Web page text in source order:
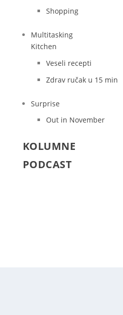
Shopping
Multitasking
Kitchen
Veseli recepti
Zdrav ručak u 15 min
Surprise
Out in November
KOLUMNE
PODCAST